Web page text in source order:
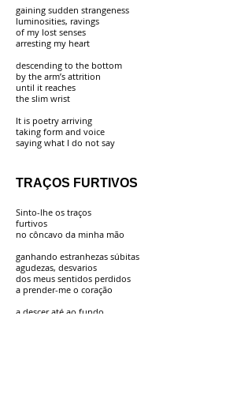
gaining sudden strangeness
luminosities, ravings
of my lost senses
arresting my heart
descending to the bottom
by the arm’s attrition
until it reaches
the slim wrist
It is poetry arriving
taking form and voice
saying what I do not say
TRAÇOS FURTIVOS
Sinto-lhe os traços
furtivos
no côncavo da minha mão
ganhando estranhezas súbitas
agudezas, desvarios
dos meus sentidos perdidos
a prender-me o coração
a descer até ao fundo